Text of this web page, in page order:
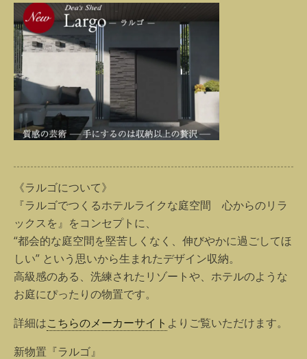
《ラルゴについて》
『ラルゴでつくるホテルライクな庭空間 心からのリラ
ックスを』をコンセプトに、
“都会的な庭空間を堅苦しくなく、伸びやかに過ごしてほ
しい” という思いから生まれたデザイン収納。
高級感のある、洗練されたリゾートや、ホテルのような
お庭にぴったりの物置です。
詳細はこちらのメーカーサイト よりご覧いただけます。
新物置『ラルゴ』